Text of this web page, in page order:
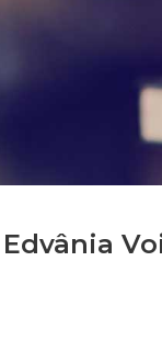
Edvânia